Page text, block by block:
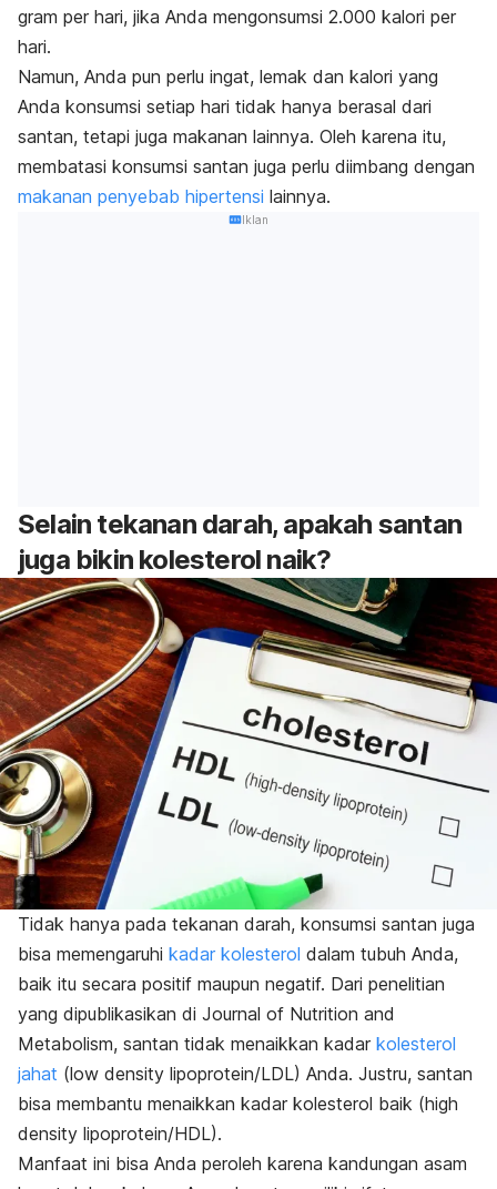
gram per hari, jika Anda mengonsumsi 2.000 kalori per
hari.
Namun, Anda pun perlu ingat, lemak dan kalori yang
Anda konsumsi setiap hari tidak hanya berasal dari
santan, tetapi juga makanan lainnya. Oleh karena itu,
membatasi konsumsi santan juga perlu diimbang dengan
makanan penyebab hipertensi lainnya.
Iklan
Selain tekanan darah, apakah santan
juga bikin kolesterol naik?
Tidak hanya pada tekanan darah, konsumsi santan juga
bisa memengaruhi kadar kolesterol dalam tubuh Anda,
baik itu secara positif maupun negatif. Dari penelitian
yang dipublikasikan di Journal of Nutrition and
Metabolism, santan tidak menaikkan kadar kolesterol
jahat (low density lipoprotein/LDL) Anda. Justru, santan
bisa membantu menaikkan kadar kolesterol baik (high
density lipoprotein/HDL).
Manfaat ini bisa Anda peroleh karena kandungan asam